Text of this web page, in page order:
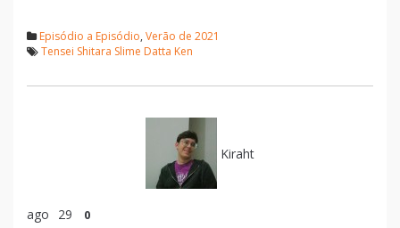
Episódio a Episódio, Verão de 2021
Tensei Shitara Slime Datta Ken
Kiraht
ago 29 0